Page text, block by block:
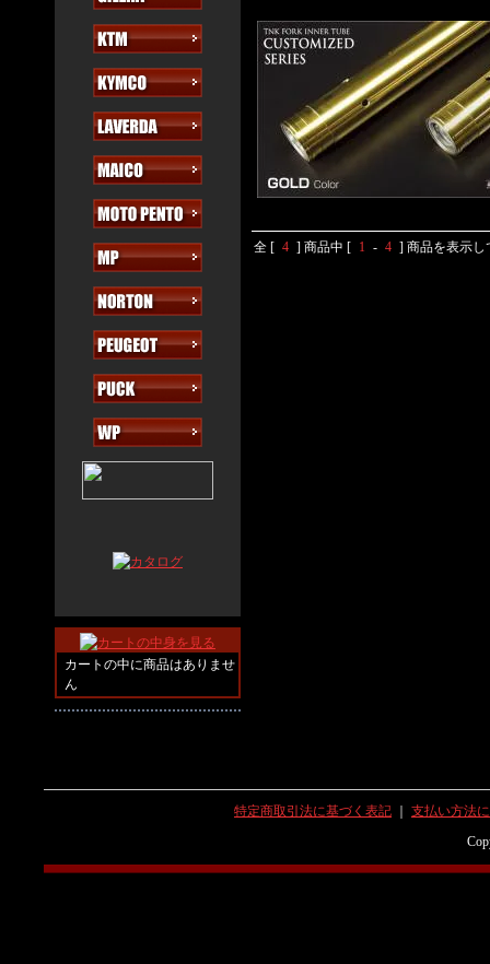
カートの中に商品はありませ
ん
全 [ 4 ] 商品中 [ 1 - 4 ] 商品を表示し
特定商取引法に基づく表記
支払い方法